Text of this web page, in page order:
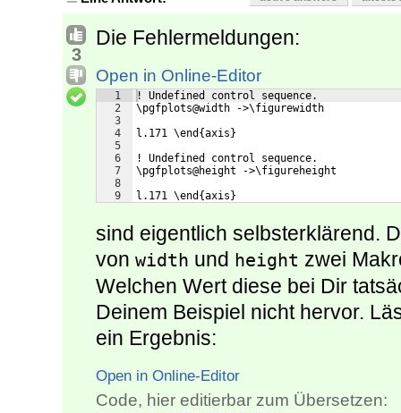
3
Die Fehlermeldungen:
Open in Online-Editor
1
2
3
4
5
6
7
8
9
! Undefined control sequence.
\pgfplots@width ->\figurewidth
l.171 \end{axis}
! Undefined control sequence.
\pgfplots@height ->\figureheight
l.171 \end{axis}
sind eigentlich selbsterklärend.
von width und height zwei
Welchen Wert diese bei Dir
Deinem Beispiel nicht hervor.
ein Ergebnis:
Open in Online-Editor
Code, hier editierbar zum Übersetzen: